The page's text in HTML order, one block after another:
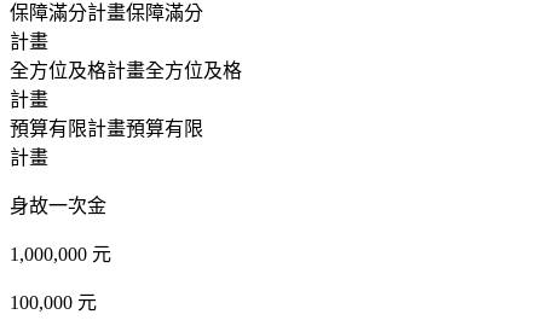
保障滿分計畫保障滿分
計畫
全方位及格計畫全方位及格
計畫
預算有限計畫預算有限
計畫
身故一次金
1,000,000 元
100,000 元